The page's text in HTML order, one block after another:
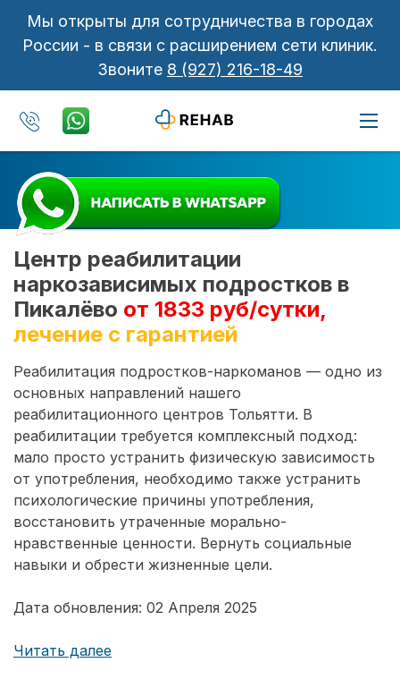
Мы открыты для сотрудничества в городах
России - в связи с расширением сети клиник.
Звоните 8 (927) 216-18-49
Центр реабилитации
наркозависимых подростков в
Пикалёво от 1833 руб/сутки,
лечение с гарантией
Реабилитация подростков-наркоманов — одно из
основных направлений нашего
реабилитационного центров Тольятти. В
реабилитации требуется комплексный подход:
мало просто устранить физическую зависимость
от употребления, необходимо также устранить
психологические причины употребления,
восстановить утраченные морально-
нравственные ценности. Вернуть социальные
навыки и обрести жизненные цели.
Дата обновления: 02 Апреля 2025
Читать далее